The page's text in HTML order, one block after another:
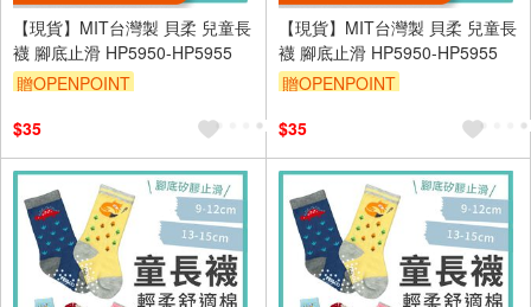
【現貨】MIT台灣製 貝柔 兒童長
襪 腳底止滑 HP5950-HP5955
贈OPENPOINT
$35
【現貨】MIT台灣製 貝柔 兒童長
襪 腳底止滑 HP5950-HP5955
贈OPENPOINT
$35